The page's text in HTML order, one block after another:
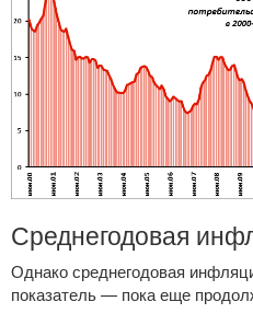
Среднегодовая
Однако среднегодовая
показатель — пока еще